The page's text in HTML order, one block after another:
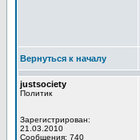
Вернуться к началу
justsociety
Политик
Зарегистрирован:
21.03.2010
Сообщения: 740